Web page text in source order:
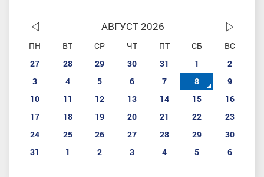
АВГУСТ 2026
ПН ВТ СР ЧТ ПТ СБ
ВС
27
28 29 30 31 1
2
3
4 5 6 7 8
9
10
11 12 13 14 15
16
17
18 19 20 21 22
23
24
25 26 27 28 29
30
31
1 2 3 4 5 6